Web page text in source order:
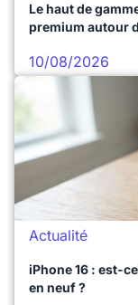
Le haut de
premium autour
10/08/2026
Actualité
iPhone 16 : est-
en neuf ?